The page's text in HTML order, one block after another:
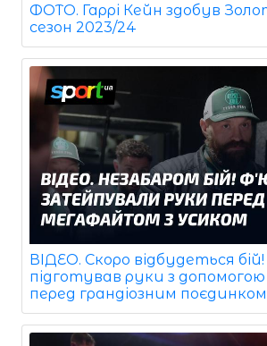
ФОТО. Гаррі Кейн здобув
сезон 2023/24
ВІДЕО. Скоро відбудеться
підготував руки з
перед грандіозним